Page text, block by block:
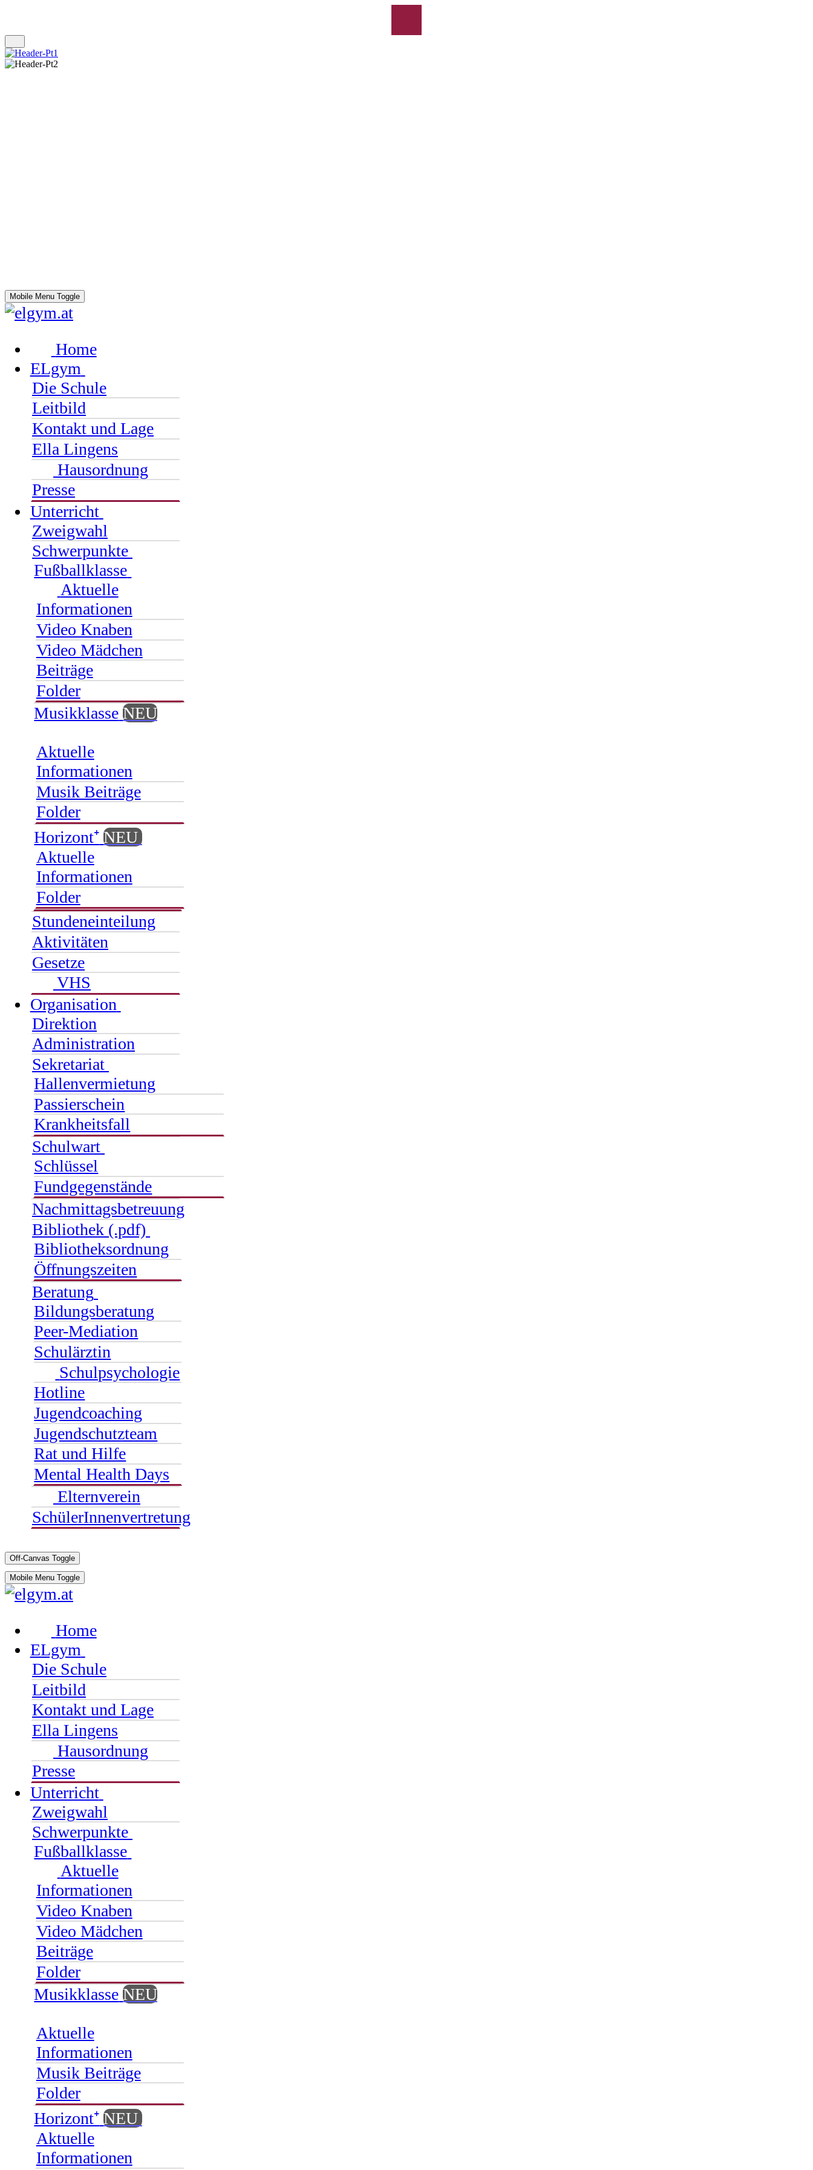
Mobile Menu Toggle
Home
ELgym
Die Schule
Leitbild
Kontakt und Lage
Ella Lingens
Hausordnung
Presse
Unterricht
Zweigwahl
Schwerpunkte
Fußballklasse
Aktuelle
Informationen
Video Knaben
Video Mädchen
Beiträge
Folder
Musikklasse NEU
Aktuelle
Informationen
Musik Beiträge
Folder
Horizont⁺ NEU
Aktuelle
Informationen
Folder
Stundeneinteilung
Aktivitäten
Gesetze
VHS
Organisation
Direktion
Administration
Sekretariat
Hallenvermietung
Passierschein
Krankheitsfall
Schulwart
Schlüssel
Fundgegenstände
Nachmittagsbetreuung
Bibliothek (.pdf)
Bibliotheksordnung
Öffnungszeiten
Beratung
Bildungsberatung
Peer-Mediation
Schulärztin
Schulpsychologie
Hotline
Jugendcoaching
Jugendschutzteam
Rat und Hilfe
Mental Health Days
Elternverein
SchülerInnenvertretung
Off-Canvas Toggle
Mobile Menu Toggle
Home
ELgym
Die Schule
Leitbild
Kontakt und Lage
Ella Lingens
Hausordnung
Presse
Unterricht
Zweigwahl
Schwerpunkte
Fußballklasse
Aktuelle
Informationen
Video Knaben
Video Mädchen
Beiträge
Folder
Musikklasse NEU
Aktuelle
Informationen
Musik Beiträge
Folder
Horizont⁺ NEU
Aktuelle
Informationen